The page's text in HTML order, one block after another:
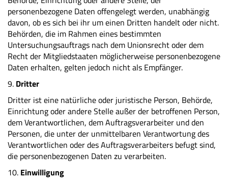
personenbezogene Daten offengelegt werden, unabhängig
davon, ob es sich bei ihr um einen Dritten handelt oder nicht.
Behörden, die im Rahmen eines bestimmten
Untersuchungsauftrags nach dem Unionsrecht oder dem
Recht der Mitgliedstaaten möglicherweise personenbezogene
Daten erhalten, gelten jedoch nicht als Empfänger.
9. Dritter
Dritter ist eine natürliche oder juristische Person, Behörde,
Einrichtung oder andere Stelle außer der betroffenen Person,
dem Verantwortlichen, dem Auftragsverarbeiter und den
Personen, die unter der unmittelbaren Verantwortung des
Verantwortlichen oder des Auftragsverarbeiters befugt sind,
die personenbezogenen Daten zu verarbeiten.
10. Einwilligung